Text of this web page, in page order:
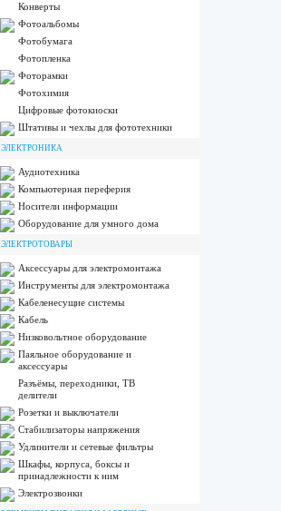
Конверты
Фотоальбомы
Фотобумага
Фотопленка
Фоторамки
Фотохимия
Цифровые фотокиоски
Штативы и чехлы для фототехники
ЭЛЕКТРОНИКА
Аудиотехника
Компьютерная переферия
Носители информации
Оборудование для умного дома
ЭЛЕКТРОТОВАРЫ
Аксессуары для электромонтажа
Инструменты для электромонтажа
Кабеленесущие системы
Кабель
Низковольтное оборудование
Паяльное оборудование и
аксессуары
Разъёмы, переходники, ТВ
делители
Розетки и выключатели
Стабилизаторы напряжения
Удлинители и сетевые фильтры
Шкафы, корпуса, боксы и
принадлежности к ним
Электрозвонки